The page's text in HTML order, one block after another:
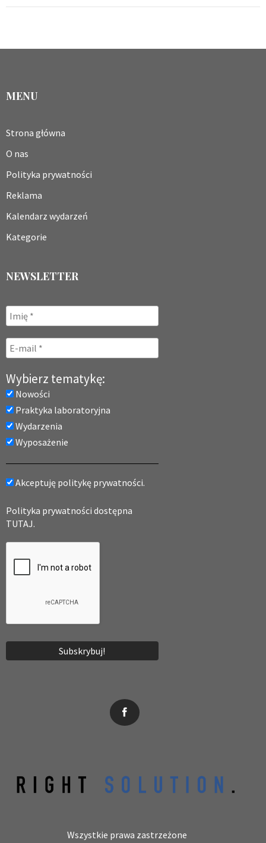
MENU
Strona główna
O nas
Polityka prywatności
Reklama
Kalendarz wydarzeń
Kategorie
NEWSLETTER
Wybierz tematykę:
Nowości
Praktyka laboratoryjna
Wydarzenia
Wyposażenie
Akceptuję politykę prywatności.
Polityka prywatności dostępna
TUTAJ.
Wszystkie prawa zastrzeżone